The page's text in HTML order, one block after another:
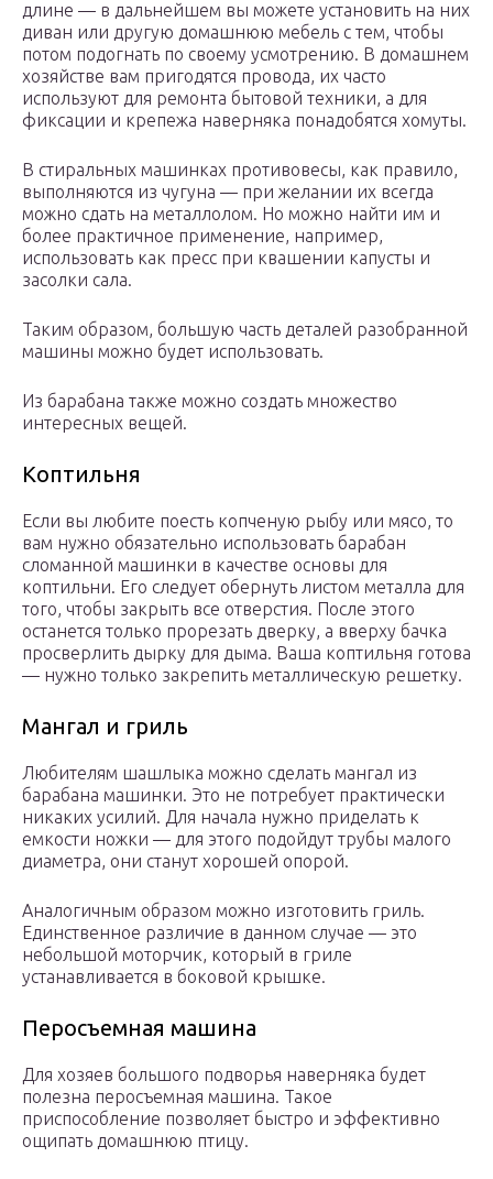
длине — в дальнейшем вы можете установить на них
диван или другую домашнюю мебель с тем, чтобы
потом подогнать по своему усмотрению. В домашнем
хозяйстве вам пригодятся провода, их часто
используют для ремонта бытовой техники, а для
фиксации и крепежа наверняка понадобятся хомуты.
В стиральных машинках противовесы, как правило,
выполняются из чугуна — при желании их всегда
можно сдать на металлолом. Но можно найти им и
более практичное применение, например,
использовать как пресс при квашении капусты и
засолки сала.
Таким образом, большую часть деталей разобранной
машины можно будет использовать.
Из барабана также можно создать множество
интересных вещей.
Коптильня
Если вы любите поесть копченую рыбу или мясо, то
вам нужно обязательно использовать барабан
сломанной машинки в качестве основы для
коптильни. Его следует обернуть листом металла для
того, чтобы закрыть все отверстия. После этого
останется только прорезать дверку, а вверху бачка
просверлить дырку для дыма. Ваша коптильня готова
— нужно только закрепить металлическую решетку.
Мангал и гриль
Любителям шашлыка можно сделать мангал из
барабана машинки. Это не потребует практически
никаких усилий. Для начала нужно приделать к
емкости ножки — для этого подойдут трубы малого
диаметра, они станут хорошей опорой.
Аналогичным образом можно изготовить гриль.
Единственное различие в данном случае — это
небольшой моторчик, который в гриле
устанавливается в боковой крышке.
Перосъемная машина
Для хозяев большого подворья наверняка будет
полезна перосъемная машина. Такое
приспособление позволяет быстро и эффективно
ощипать домашнюю птицу.